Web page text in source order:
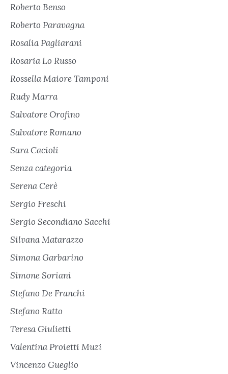
Roberto Benso
Roberto Paravagna
Rosalia Pagliarani
Rosaria Lo Russo
Rossella Maiore Tamponi
Rudy Marra
Salvatore Orofino
Salvatore Romano
Sara Cacioli
Senza categoria
Serena Cerè
Sergio Freschi
Sergio Secondiano Sacchi
Silvana Matarazzo
Simona Garbarino
Simone Soriani
Stefano De Franchi
Stefano Ratto
Teresa Giulietti
Valentina Proietti Muzi
Vincenzo Gueglio